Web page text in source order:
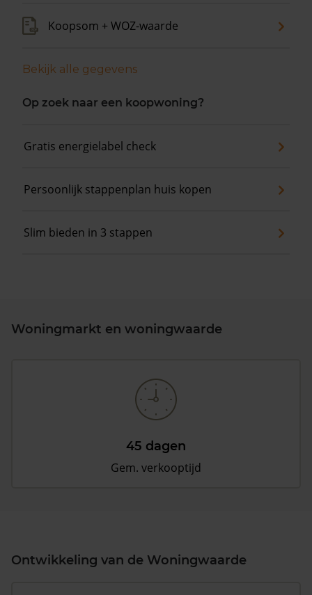
Koopsom + WOZ-waarde
Bekijk alle gegevens
Op zoek naar een koopwoning?
Gratis energielabel check
Persoonlijk stappenplan huis kopen
Slim bieden in 3 stappen
Woningmarkt en woningwaarde
45 dagen
Gem. verkooptijd
Ontwikkeling van de Woningwaarde